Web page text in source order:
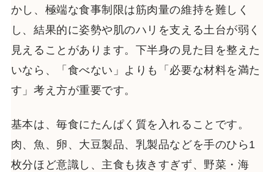
かし、極端な食事制限は筋肉量の維持を難しく
し、結果的に姿勢や肌のハリを支える土台が弱く
見えることがあります。下半身の見た目を整えた
いなら、「食べない」よりも「必要な材料を満た
す」考え方が重要です。
基本は、毎食にたんぱく質を入れることです。
肉、魚、卵、大豆製品、乳製品などを手のひら1
枚分ほど意識し、主食も抜きすぎず、野菜・海